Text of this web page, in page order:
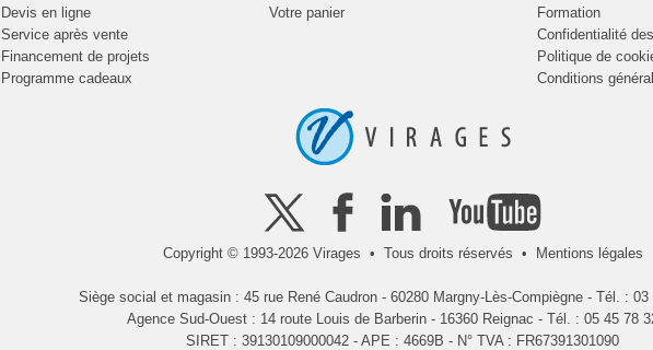
Devis en ligne
Service après vente
Financement de projets
Programme cadeaux
Votre panier
Formation
Confidentialité
Politique de
Conditions
Copyright © 1993-2026 Virages • Tous droits réservés • Mentions légales
Siège social et magasin : 45 rue René Caudron - 60280 Margny-Lès-Compiègne - Tél. : 03
Agence Sud-Ouest : 14 route Louis de Barberin - 16360 Reignac - Tél. : 05 45 78
SIRET : 39130109000042 - APE : 4669B - N° TVA : FR67391301090